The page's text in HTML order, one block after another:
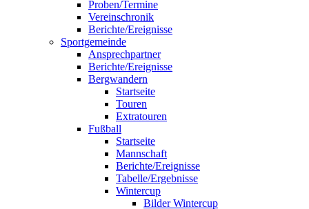
Proben/Termine
Vereinschronik
Berichte/Ereignisse
Sportgemeinde
Ansprechpartner
Berichte/Ereignisse
Bergwandern
Startseite
Touren
Extratouren
Fußball
Startseite
Mannschaft
Berichte/Ereignisse
Tabelle/Ergebnisse
Wintercup
Bilder Wintercup